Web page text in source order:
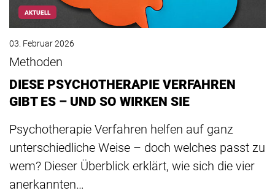
AKTUELL
03. Februar 2026
Methoden
DIESE PSYCHOTHERAPIE VERFAHREN
GIBT ES – UND SO WIRKEN SIE
Psychotherapie Verfahren helfen auf ganz
unterschiedliche Weise – doch welches passt zu
wem? Dieser Überblick erklärt, wie sich die vier
anerkannten…